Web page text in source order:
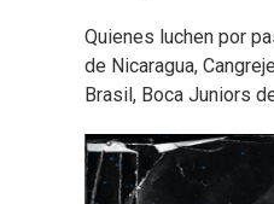
Quienes luchen por
de Nicaragua,
Brasil, Boca Juniors